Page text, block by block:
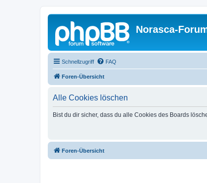
Norasca-
Schnellzugriff FAQ
Foren-Übersicht
Alle Cookies löschen
Bist du dir sicher, dass du alle Cookies des Boards
Foren-Übersicht